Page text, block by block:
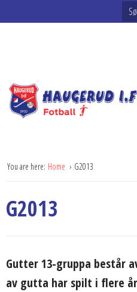
You are here: Home G2013
G2013
Gutter 13-gruppa består
av gutta har spilt i flere